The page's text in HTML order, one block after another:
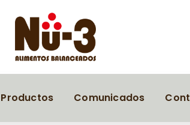
Productos Comunicados